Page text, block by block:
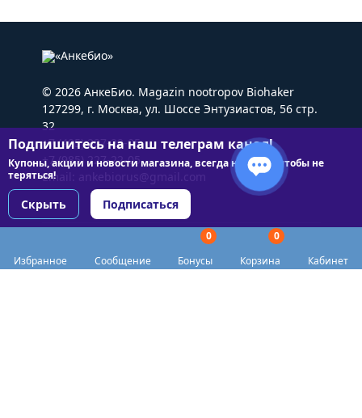
Избранное Сообщение
0
Бонусы
0
Корзина
Кабинет
© 2026 АнкеБио. Magazin nootropov Biohaker
127299, г. Москва, ул. Шоссе Энтузиастов, 56 стр.
32
+7 (495) 227-22-05
+7 (985) 227-22-05
Email: ankebiorus@gmail.com
Подпишитесь на наш телеграм канал!
Купоны, акции и новости магазина, всегда на связи чтобы не
теряться!
Скрыть Подписаться